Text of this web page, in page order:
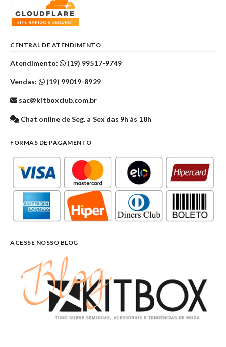
CENTRAL DE ATENDIMENTO
Atendimento: (19) 99517-9749
Vendas: (19) 99019-8929
sac@kitboxclub.com.br
Chat online de Seg. a Sex das 9h às 18h
FORMAS DE PAGAMENTO
ACESSE NOSSO BLOG